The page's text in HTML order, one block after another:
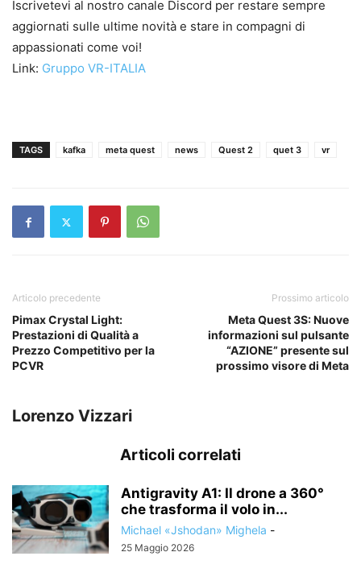
Iscrivetevi al nostro canale Discord per restare sempre
aggiornati sulle ultime novità e stare in compagni di
appassionati come voi!
Link: Gruppo VR-ITALIA
TAGS kafka meta quest news Quest 2 quet 3 vr
Articolo precedente
Pimax Crystal Light:
Prestazioni di Qualità a
Prezzo Competitivo per la
PCVR
Prossimo articolo
Meta Quest 3S: Nuove
informazioni sul pulsante
“AZIONE” presente sul
prossimo visore di Meta
Lorenzo Vizzari
Articoli correlati
Antigravity A1: Il drone a 360°
che trasforma il volo in...
Michael «Jshodan» Mighela -
25 Maggio 2026